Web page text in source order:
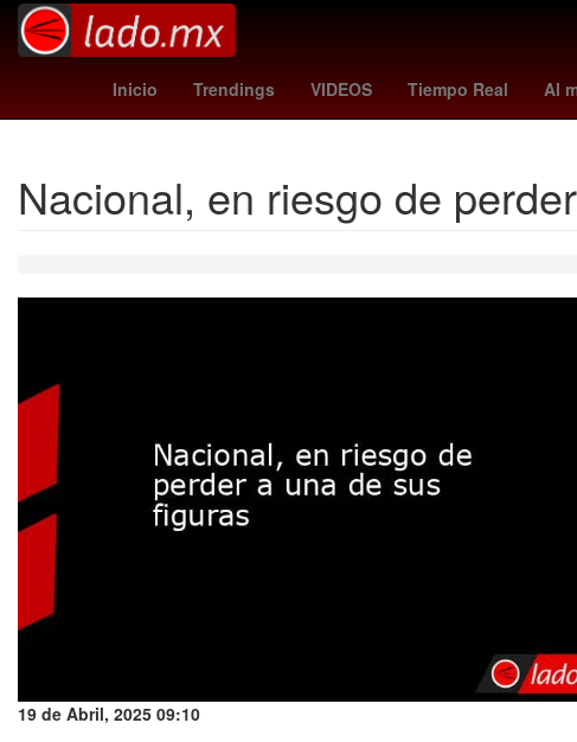
Inicio Trendings VIDEOS Tiempo Real Al
simulacro nacional Puebla de Zaragoza HBO temblor hoy
Nacional, en riesgo de
19 de Abril, 2025 09:10